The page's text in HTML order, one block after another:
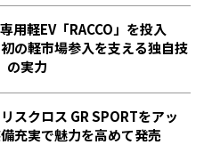
専用軽EV「RACCO」を投入
の軽市場参入を支える独自技
の実力
リスクロス GR SPORTをアッ
充実で魅力を高めて発売